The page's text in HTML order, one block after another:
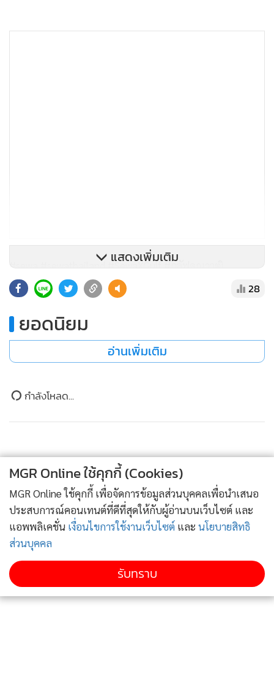
#sewa #sewathailand #SewaXGulf #กลัฟคณาวุฒิ
#SewaTheNewPresenter #SewaCapsuleOilSerum #เซรั่
มกันแก่
แสดงเพิ่มเติม
28
ยอดนิยม
อ่านเพิ่มเติม
กำลังโหลด...
MGR Online ใช้คุกกี้ (Cookies)
MGR Online ใช้คุกกี้ เพื่อจัดการข้อมูลส่วนบุคคลเพื่อนำเสนอ
ประสบการณ์คอนเทนต์ที่ดีที่สุดให้กับผู้อ่านบนเว็บไซต์ และ
แอพพลิเคชั่น เงื่อนไขการใช้งานเว็บไซต์ และ นโยบายสิทธิ
ส่วนบุคคล
รับทราบ